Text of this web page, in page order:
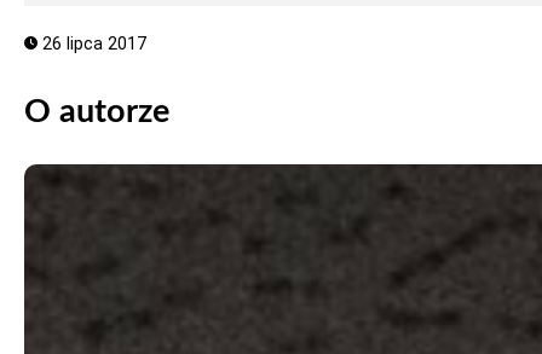
26 lipca 2017
O autorze